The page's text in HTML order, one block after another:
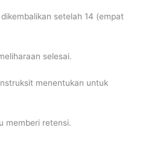
setelah 14 (empat
selesai.
menentukan untuk
memberi retensi.